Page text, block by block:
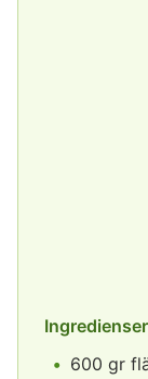
Ingredienser
600 gr